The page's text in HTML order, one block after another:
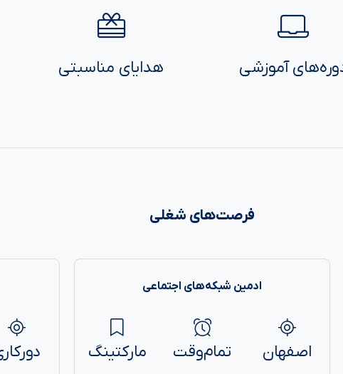
آموزشی هدایای مناسبتی
فرصت‌های شغلی
ادمین شبکه‌های اجتماعی
اصفهان تمام‌وقت مارکتینگ